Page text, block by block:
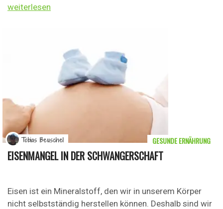
weiterlesen
EISENMANGEL IN DER SCHWANGERSCHAFT
Eisen ist ein Mineralstoff, den wir in unserem Körper
nicht selbstständig herstellen können. Deshalb sind wir
GESUNDE ERNÄHRUNG
Tobias Beuschel